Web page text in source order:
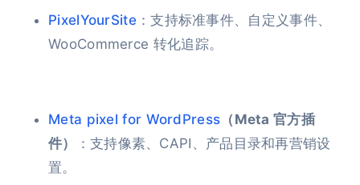
PixelYourSite：支持标准事件、自定义事件、
WooCommerce 转化追踪。
Meta pixel for WordPress （Meta 官方插
件）
：支持像素、CAPI、产品目录和再营销设
置。